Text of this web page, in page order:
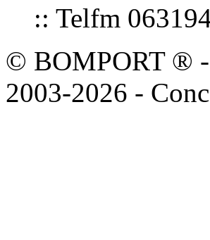
:: Telfm
© BOMPORT ® -
2003-2026 -